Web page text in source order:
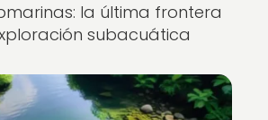
la última frontera
subacuática